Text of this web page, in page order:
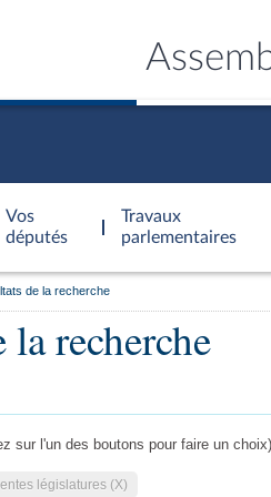
Vos
députés
Travaux
parlementaires
de la recherche
la recherche
sur l'un des boutons pour faire un choix)
législatures (X)